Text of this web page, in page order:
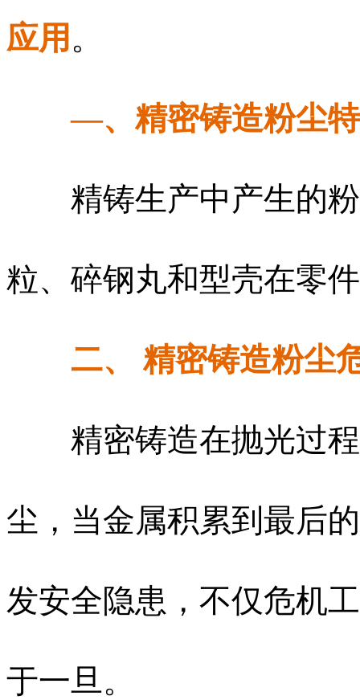
应用 。
—、精密铸造粉尘
精铸生产中产生的粉
粒、碎钢丸和型壳在零
二、 精密铸造粉尘
精密铸造在抛光过程
尘，当金属积累到最后
发安全隐患，不仅危机
于一旦。